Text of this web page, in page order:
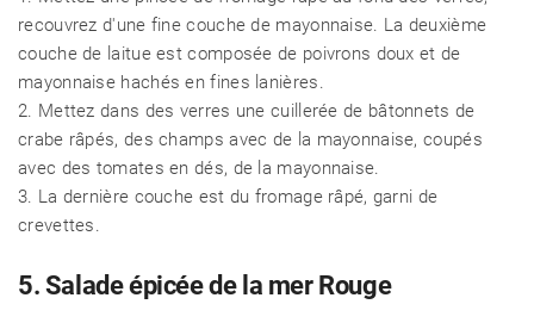
recouvrez d'une fine couche de mayonnaise. La deuxième
couche de laitue est composée de poivrons doux et de
mayonnaise hachés en fines lanières.
2. Mettez dans des verres une cuillerée de bâtonnets de
crabe râpés, des champs avec de la mayonnaise, coupés
avec des tomates en dés, de la mayonnaise.
3. La dernière couche est du fromage râpé, garni de
crevettes.
5. Salade épicée de la mer Rouge